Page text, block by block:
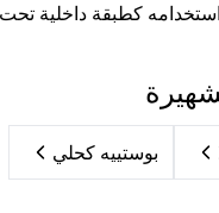
كطبقة داخلية
بوستييه كحلي